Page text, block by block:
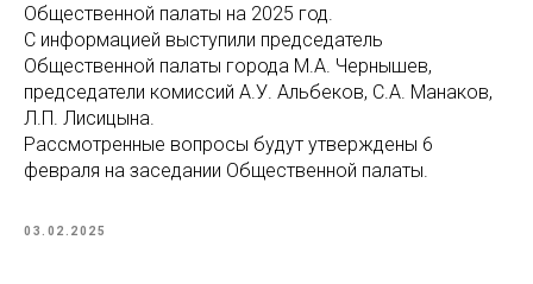
Общественной палаты на 2025 год.
С информацией выступили председатель
Общественной палаты города М.А. Чернышев,
председатели комиссий А.У. Альбеков, С.А. Манаков,
Л.П. Лисицына.
Рассмотренные вопросы будут утверждены 6
февраля на заседании Общественной палаты.
03.02.2025